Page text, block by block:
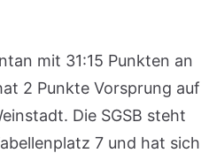
mit 31:15 Punkten an
2 Punkte Vorsprung auf
Die SGSB steht
7 und hat sich